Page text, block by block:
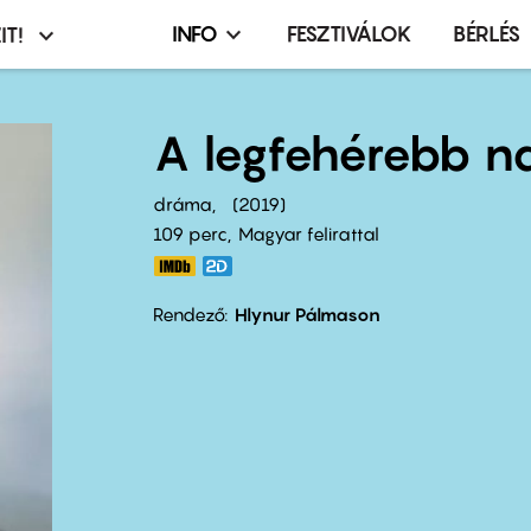
Infó,
terembérlés
menü
INFO FESZTIVÁLOK BÉRLÉS
A legfehérebb
dráma
2019
109 perc,
Magyar felirattal
Rendező Hlynur Pálmason